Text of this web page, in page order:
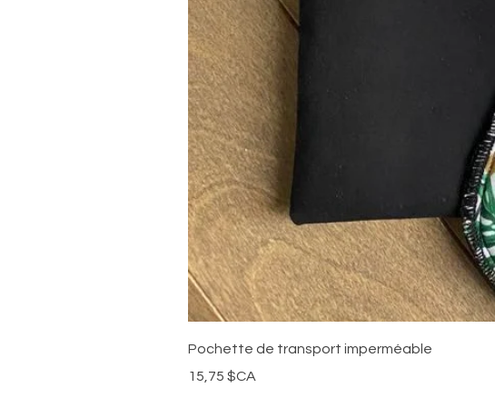
Pochette de transport imperméable
Prix
15,75 $CA